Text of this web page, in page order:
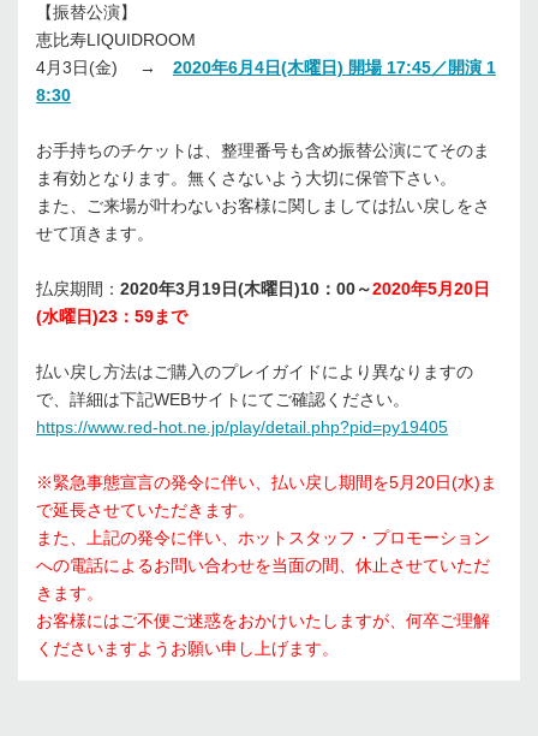
【振替公演】
恵比寿LIQUIDROOM
4月3日(金) → 2020年6月4日(木曜日) 開場 17:45／開演 1
8:30
お手持ちのチケットは、整理番号も含め振替公演にてそのま
ま有効となります。無くさないよう大切に保管下さい。
また、ご来場が叶わないお客様に関しましては払い戻しをさ
せて頂きます。
払戻期間： 2020年3月19日(木曜日)10：00～2020年5月20日
(水曜日)23：59まで
払い戻し方法はご購入のプレイガイドにより異なりますの
で、詳細は下記WEBサイトにてご確認ください。
https://www.red-hot.ne.jp/play/detail.php?pid=py19405
※緊急事態宣言の発令に伴い、払い戻し期間を5月20日(水)ま
で延長させていただきます。
また、上記の発令に伴い、ホットスタッフ・プロモーション
への電話によるお問い合わせを当面の間、休止させていただ
きます。
お客様にはご不便ご迷惑をおかけいたしますが、何卒ご理解
くださいますようお願い申し上げます。